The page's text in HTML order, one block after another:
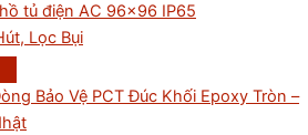
tủ điện AC 96×96 IP65
Lọc Bụi
Bảo Vệ PCT Đúc Khối Epoxy Tròn –